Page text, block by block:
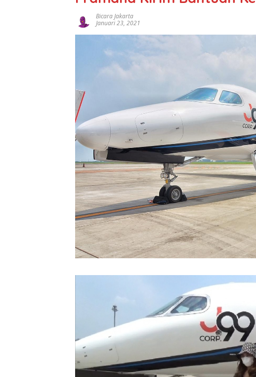
Bicara Jakarta
Januari 23, 2021